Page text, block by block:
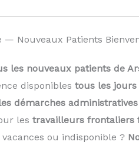
Nouveaux Patients
les nouveaux patients de
disponibles tous les jours
démarches administratives
les travailleurs frontaliers
ou indisponible ?